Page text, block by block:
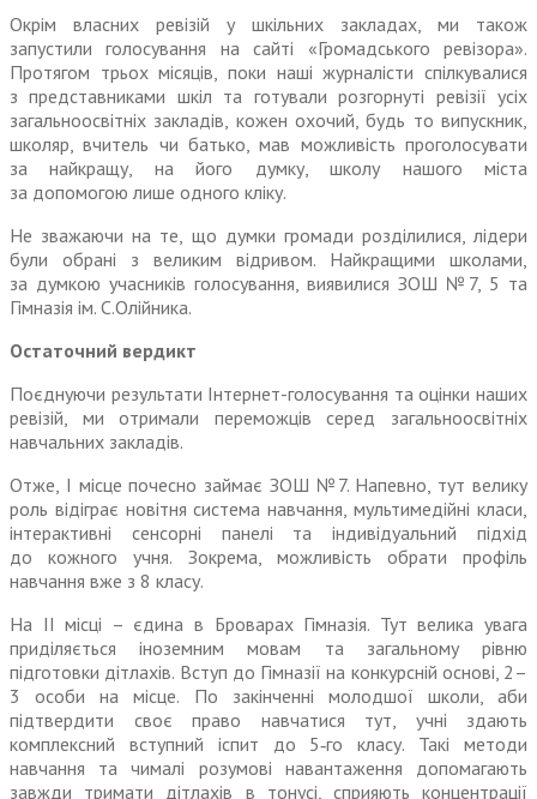
Окрім власних ревізій у шкільних закладах, ми також
запустили голосування на сайті «Громадського ревізора».
Протягом трьох місяців, поки наші журналісти спілкувалися
з представниками шкіл та готували розгорнуті ревізії усіх
загальноосвітніх закладів, кожен охочий, будь то випускник,
школяр, вчитель чи батько, мав можливість проголосувати
за найкращу, на його думку, школу нашого міста
за допомогою лише одного кліку.
Не зважаючи на те, що думки громади розділилися, лідери
були обрані з великим відривом. Найкращими школами,
за думкою учасників голосування, виявилися ЗОШ №7, 5 та
Гімназія ім. С.Олійника.
Остаточний вердикт
Поєднуючи результати Інтернет-голосування та оцінки наших
ревізій, ми отримали переможців серед загальноосвітніх
навчальних закладів.
Отже, I місце почесно займає ЗОШ №7. Напевно, тут велику
роль відіграє новітня система навчання, мультимедійні класи,
інтерактивні сенсорні панелі та індивідуальний підхід
до кожного учня. Зокрема, можливість обрати профіль
навчання вже з 8 класу.
На II місці – єдина в Броварах Гімназія. Тут велика увага
приділяється іноземним мовам та загальному рівню
підготовки дітлахів. Вступ до Гімназії на конкурсній основі, 2–
3 особи на місце. По закінченні молодшої школи, аби
підтвердити своє право навчатися тут, учні здають
комплексний вступний іспит до 5‑го класу. Такі методи
навчання та чималі розумові навантаження допомагають
завжди тримати дітлахів в тонусі, сприяють концентрації